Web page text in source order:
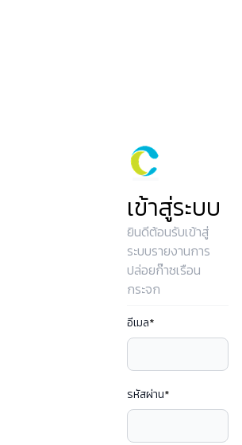
เข้าสู่ระบบ
ยินดีต้อนรับเข้าสู่
ระบบรายงานการ
ปล่อยก๊าซเรือน
กระจก
อีเมล*
รหัสผ่าน*